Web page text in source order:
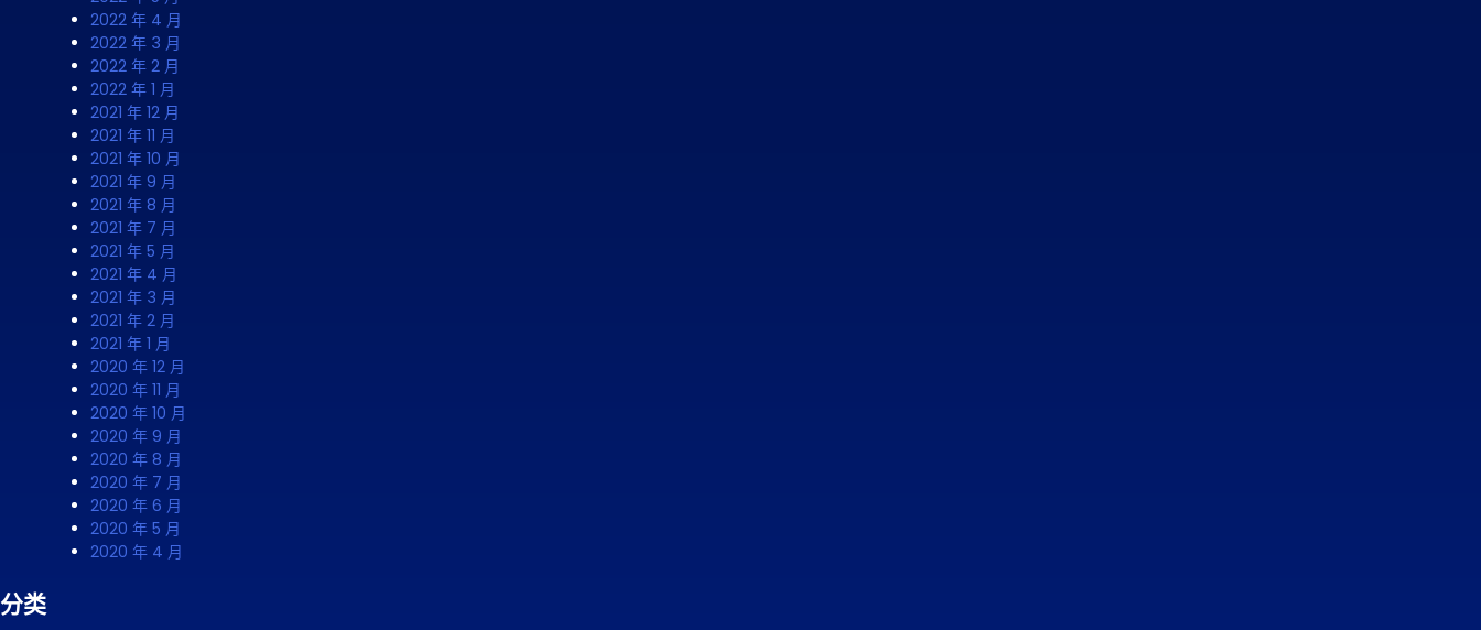
2022 年 4 月
2022 年 3 月
2022 年 2 月
2022 年 1 月
2021 年 12 月
2021 年 11 月
2021 年 10 月
2021 年 9 月
2021 年 8 月
2021 年 7 月
2021 年 5 月
2021 年 4 月
2021 年 3 月
2021 年 2 月
2021 年 1 月
2020 年 12 月
2020 年 11 月
2020 年 10 月
2020 年 9 月
2020 年 8 月
2020 年 7 月
2020 年 6 月
2020 年 5 月
2020 年 4 月
分类